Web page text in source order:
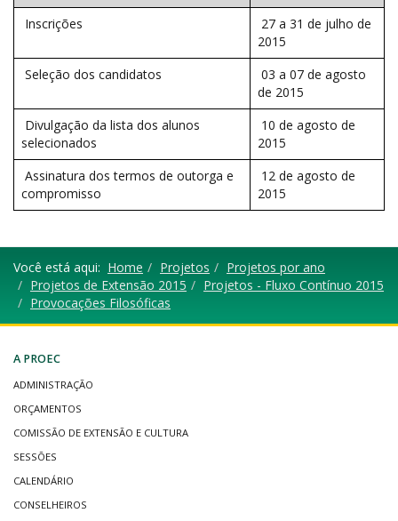
Inscrições
27 a 31 de julho de
2015
Seleção dos candidatos
03 a 07 de agosto
de 2015
Divulgação da lista dos alunos
selecionados
10 de agosto de
2015
Assinatura dos termos de outorga e
compromisso
12 de agosto de
2015
Você está aqui: Home Projetos
Projetos por ano
Projetos de Extensão 2015
Projetos - Fluxo Contínuo 2015
Provocações Filosóficas
A PROEC
ADMINISTRAÇÃO
ORÇAMENTOS
COMISSÃO DE EXTENSÃO E CULTURA
SESSÕES
CALENDÁRIO
CONSELHEIROS